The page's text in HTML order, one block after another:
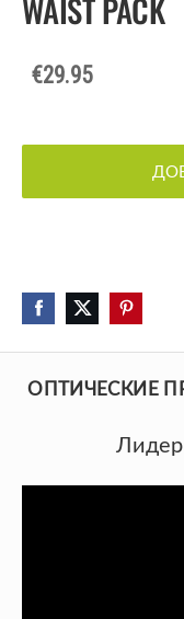
ОПТИЧЕСКИЕ
WAIST PACK
€29.95